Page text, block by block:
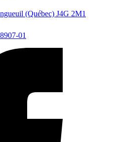
(Québec) J4G 2M1
01